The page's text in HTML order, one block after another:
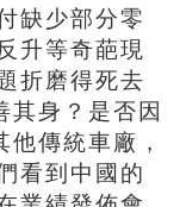
缺少部分零
升等奇葩現
折磨得死去
身？是否因
傳統車廠，
看到中國的